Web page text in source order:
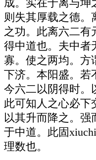
成。实在于离与坤
则失其厚载之德。
之功。此离六二有
得中道也。夫中者
寡。使之两均。方
下济。本阳盛。若
今六二以阴得时。
此可知人之心必下
以其升而降之。强
于中道。此固
理数也。